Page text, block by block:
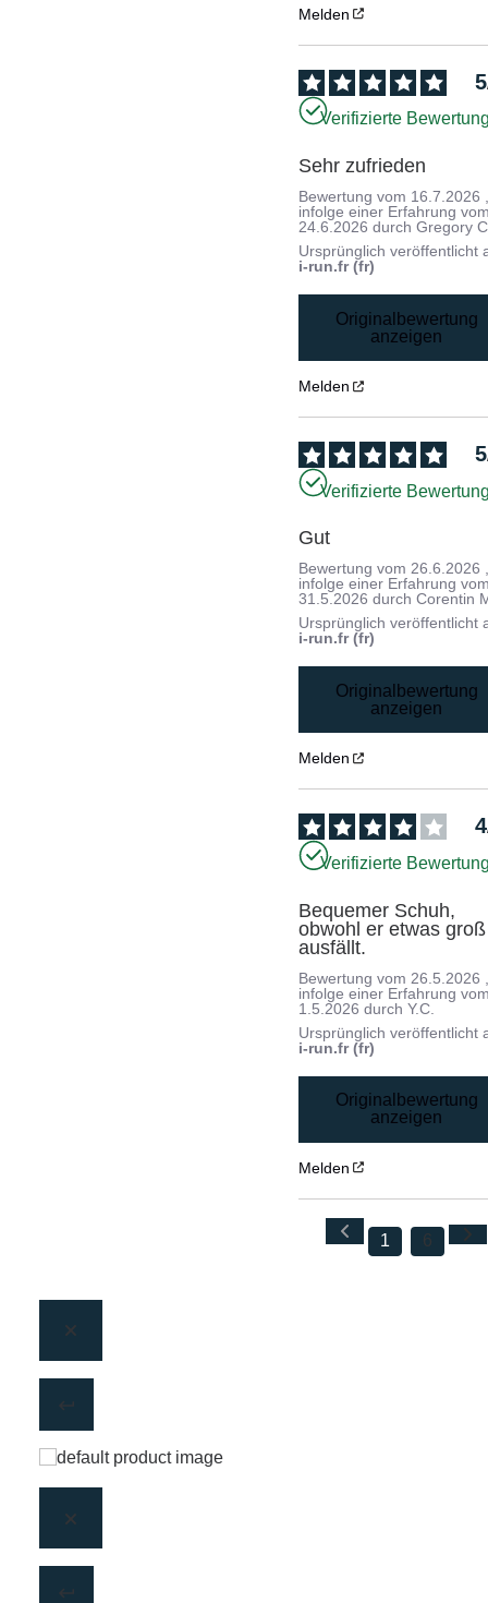
Melden
5
Verifizierte
Sehr zufrieden
Bewertung vom 16.7.2026
infolge einer Erfahrung
24.6.2026 durchGregory
Ursprünglich veröffentlicht
i-run.fr (fr)
Originalbewertung
anzeigen
Melden
5
Verifizierte
Gut
Bewertung vom26.6.2026
infolge einer Erfahrung
31.5.2026 durchCorentin
Ursprünglich veröffentlicht
i-run.fr (fr)
Originalbewertung
anzeigen
Melden
4
Verifizierte
Bequemer Schuh,
obwohl er etwas groß
ausfällt.
Bewertung vom 26.5.2026
infolge einer Erfahrung
1.5.2026 durchY.C.
Ursprünglich veröffentlicht
i-run.fr (fr)
Originalbewertung
anzeigen
Melden
1 6